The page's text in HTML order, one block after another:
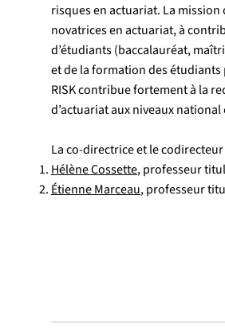
risques en actuariat. La mission
novatrices en actuariat, à
d’étudiants (baccalauréat,
et de la formation des
RISK contribue fortement à la
d’actuariat aux niveaux
La co-directrice et le
Hélène Cossette, professeur
Étienne Marceau, professeur